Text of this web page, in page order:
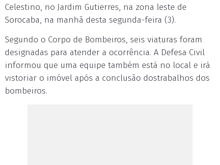
Celestino, no Jardim Gutierres, na zona leste de
Sorocaba, na manhã desta segunda-feira (3).
Segundo o Corpo de Bombeiros, seis viaturas foram
designadas para atender a ocorrência. A Defesa Civil
informou que uma equipe também está no local e irá
vistoriar o imóvel após a conclusão dostrabalhos dos
bombeiros.